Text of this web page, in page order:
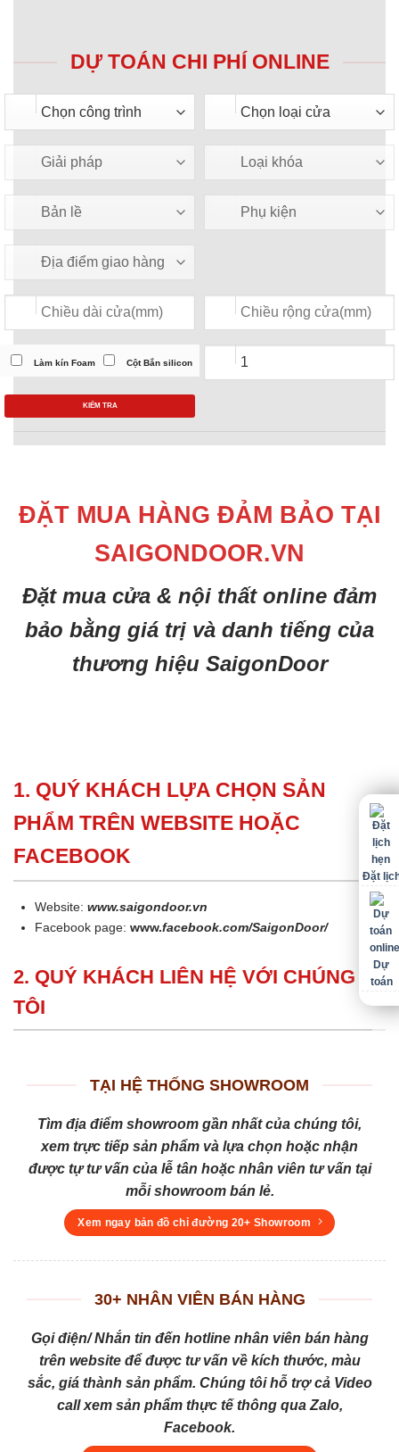
DỰ TOÁN CHI PHÍ ONLINE
Làm kín Foam Cột Bắn silicon
KIỂM TRA
ĐẶT MUA HÀNG ĐẢM BẢO TẠI
SAIGONDOOR.VN
Đặt mua cửa & nội thất online đảm
bảo bằng giá trị và danh tiếng của
thương hiệu SaigonDoor
1. QUÝ KHÁCH LỰA CHỌN SẢN
PHẨM TRÊN WEBSITE HOẶC
FACEBOOK
Website:www.saigondoor.vn
Facebook page:www.facebook.com/SaigonDoor/
2. QUÝ KHÁCH LIÊN HỆ VỚI CHÚNG
TÔI
TẠI HỆ THỐNG SHOWROOM
Tìm địa điểm showroom gần nhất của chúng tôi,
xem trực tiếp sản phẩm và lựa chọn hoặc nhận
được tự tư vấn của lễ tân hoặc nhân viên tư vấn tại
mỗi showroom bán lẻ.
Xem ngay bản đồ chỉ đường 20+ Showroom
30+ NHÂN VIÊN BÁN HÀNG
Gọi điện/ Nhắn tin đến hotline nhân viên bán hàng
trên website để được tư vấn về kích thước, màu
sắc, giá thành sản phẩm. Chúng tôi hỗ trợ cả Video
call xem sản phẩm thực tế thông qua Zalo,
Facebook.
Đặt
Dự
toán